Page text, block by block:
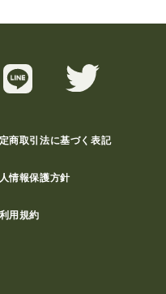
商取引法に基づく表記
情報保護方針
用規約